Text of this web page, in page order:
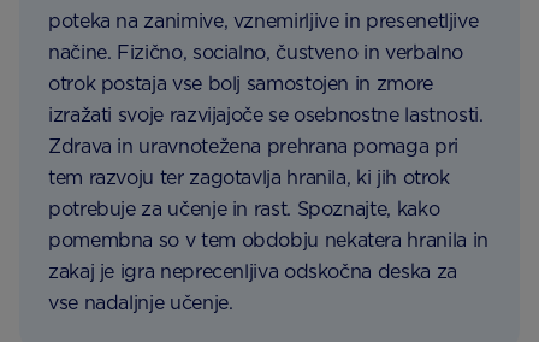
poteka na zanimive, vznemirljive in presenetljive
načine. Fizično, socialno, čustveno in verbalno
otrok postaja vse bolj samostojen in zmore
izražati svoje razvijajoče se osebnostne lastnosti.
Zdrava in uravnotežena prehrana pomaga pri
tem razvoju ter zagotavlja hranila, ki jih otrok
potrebuje za učenje in rast. Spoznajte, kako
pomembna so v tem obdobju nekatera hranila in
zakaj je igra neprecenljiva odskočna deska za
vse nadaljnje učenje.